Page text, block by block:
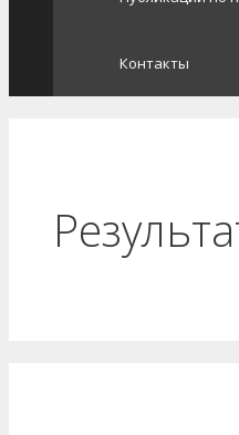
Контакты